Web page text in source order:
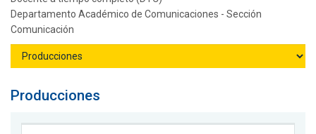
Departamento Académico de Comunicaciones - Sección
Comunicación
Producciones